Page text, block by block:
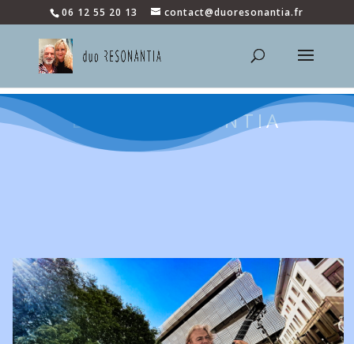
06 12 55 20 13 contact@duoresonantia.fr
Duo RESONANTIA